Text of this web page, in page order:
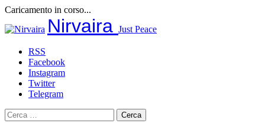
Caricamento in corso...
al
Nirvaira Just Peace
RSS
Facebook
Instagram
Twitter
Telegram
Ricerca
per: